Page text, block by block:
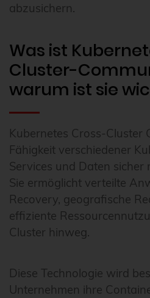
abzusichern.
Was ist
Cluster-
warum ist sie
Kubernetes Cross-Cluster
Fähigkeit verschiedener
Services und Daten sicher
Sie ermöglicht verteilte
Recovery, geografische
effiziente
Cluster hinweg.
Diese Technologie wird
Unternehmen ihre